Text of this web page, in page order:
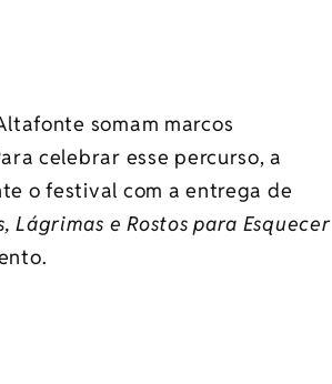
somam marcos
celebrar esse percurso, a
o festival com a entrega de
Lágrimas e Rostos para Esquecer